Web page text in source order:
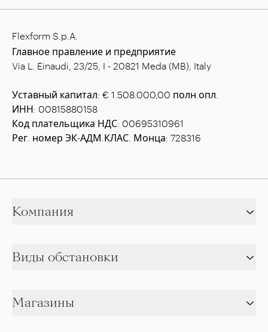
Flexform S.p.A.
Главное правление и предприятие
Via L. Einaudi, 23/25, I - 20821 Meda (MB), Italy
Уставный капитал: € 1.508.000,00 полн.опл.
ИНН: 00815880158
Код плательщика НДС: 00695310961
Рег. номер ЭК-АДМ.КЛАС. Монца: 728316
Компания
Виды обстановки
Магазины